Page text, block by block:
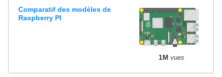
Comparatif des modèles de
Raspberry PI
1M vues